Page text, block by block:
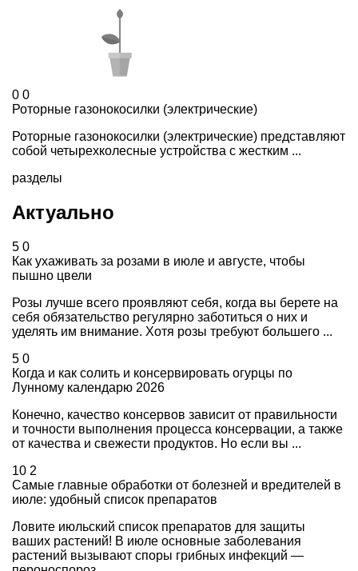
0 0
Роторные газонокосилки (электрические)
Роторные газонокосилки (электрические) представляют
собой четырехколесные устройства с жестким ...
разделы
Актуально
5 0
Как ухаживать за розами в июле и августе, чтобы
пышно цвели
Розы лучше всего проявляют себя, когда вы берете на
себя обязательство регулярно заботиться о них и
уделять им внимание. Хотя розы требуют большего ...
5 0
Когда и как солить и консервировать огурцы по
Лунному календарю 2026
Конечно, качество консервов зависит от правильности
и точности выполнения процесса консервации, а также
от качества и свежести продуктов. Но если вы ...
10 2
Самые главные обработки от болезней и вредителей в
июле: удобный список препаратов
Ловите июльский список препаратов для защиты
ваших растений! В июле основные заболевания
растений вызывают споры грибных инфекций —